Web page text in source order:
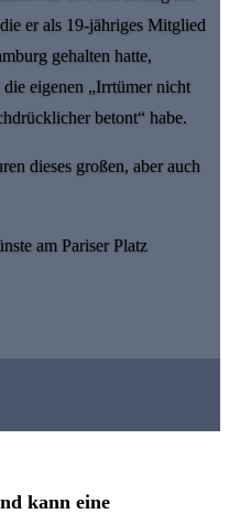
er als 19-jähriges Mitglied
gehalten hatte,
die eigenen „Irrtümer nicht
betont“ habe.
dieses großen, aber auch
am Pariser Platz
kann eine